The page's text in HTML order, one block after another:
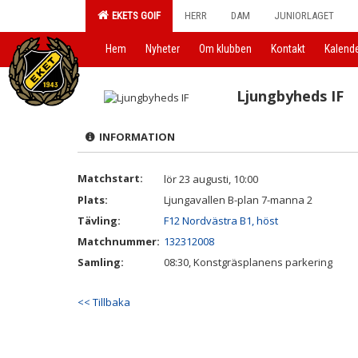
EKETS GOIF HERR DAM JUNIORLAGET
Hem Nyheter Om klubben Kontakt
Ljungbyheds IF
INFORMATION
Matchstart:
lör 23 augusti, 10:00
Plats:
Ljungavallen B-plan 7-manna 2
Tävling:
F12 Nordvästra B1, höst
Matchnummer: 132312008
Samling:
08:30, Konstgräsplanens parkering
<< Tillbaka